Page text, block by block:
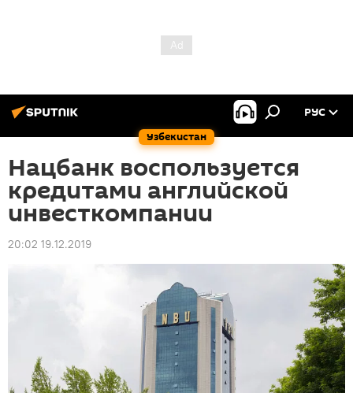
Узбекистан
РУС
Нацбанк воспользуется
кредитами английской
инвесткомпании
20:02 19.12.2019